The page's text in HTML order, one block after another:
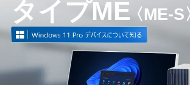
スペック詳細
ソフトウェア
タイプME〈ME-S